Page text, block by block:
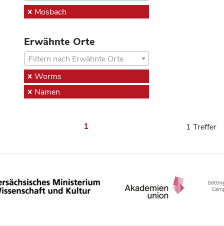
Mosbach
Erwähnte Orte
Filtern nach Erwähnte Orte
Worms
Namen
1 1 Treffer